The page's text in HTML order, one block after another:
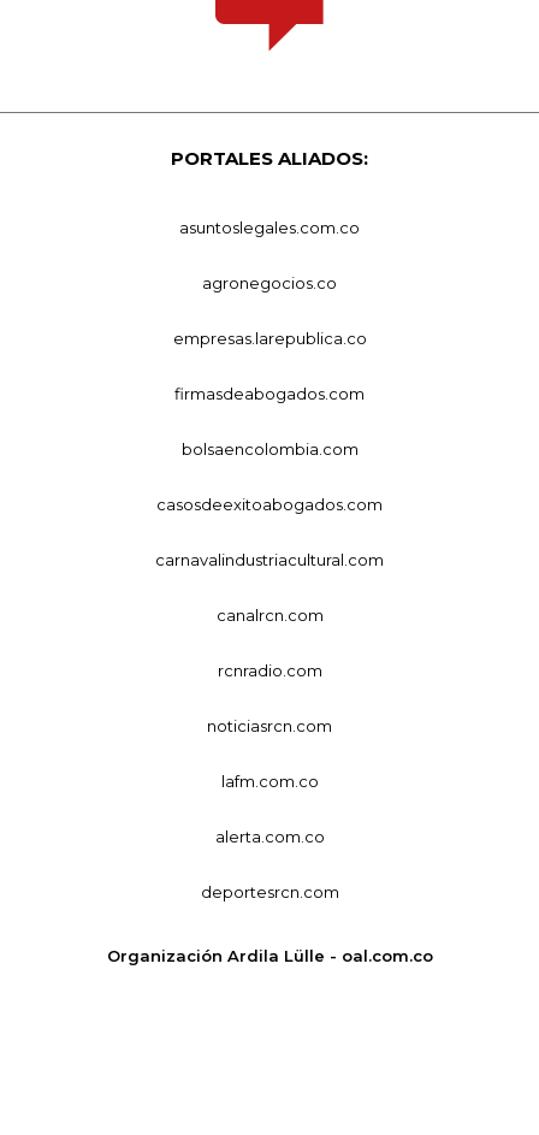
PORTALES ALIADOS:
asuntoslegales.com.co
agronegocios.co
empresas.larepublica.co
firmasdeabogados.com
bolsaencolombia.com
casosdeexitoabogados.com
carnavalindustriacultural.com
canalrcn.com
rcnradio.com
noticiasrcn.com
lafm.com.co
alerta.com.co
deportesrcn.com
Organización Ardila Lülle - oal.com.co